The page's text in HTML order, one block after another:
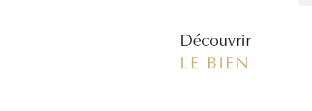
Découvrir
LE BIEN